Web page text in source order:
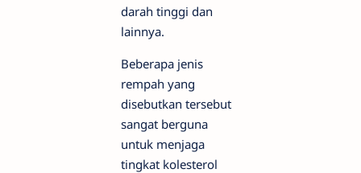
darah tinggi dan
lainnya.
Beberapa jenis
rempah yang
disebutkan tersebut
sangat berguna
untuk menjaga
tingkat kolesterol